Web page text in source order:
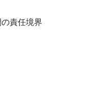
責任境界